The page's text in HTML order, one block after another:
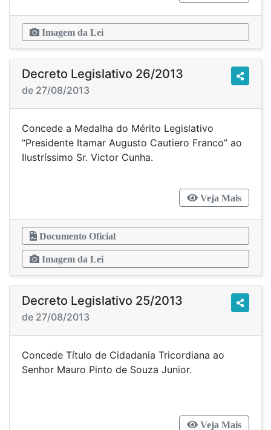
Imagem da Lei
Decreto Legislativo 26/2013
de 27/08/2013
Concede a Medalha do Mérito Legislativo
“Presidente Itamar Augusto Cautiero Franco” ao
Ilustríssimo Sr. Victor Cunha.
Veja Mais
Documento Oficial
Imagem da Lei
Decreto Legislativo 25/2013
de 27/08/2013
Concede Título de Cidadania Tricordiana ao
Senhor Mauro Pinto de Souza Junior.
Veja Mais